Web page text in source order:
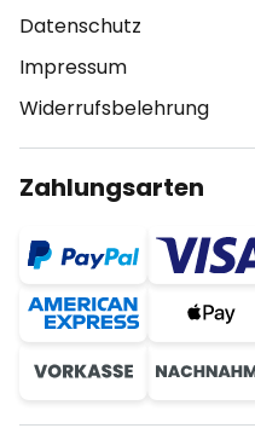
Datenschutz
Impressum
Widerrufsbelehrung
Zahlungsarten